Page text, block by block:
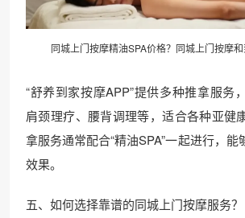
同城上门按摩精油SPA价格？同城上门按摩
“舒养到家按摩APP”提供多种推拿服务
肩颈理疗、腰背调理等，适合各种亚健
拿服务通常配合“精油SPA”一起进行，
效果。
五、如何选择靠谱的同城上门按摩服务？